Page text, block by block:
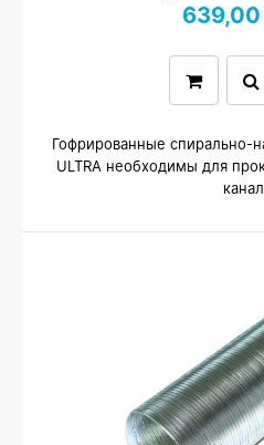
639,00
Гофрированные спирально-
ULTRA необходимы для